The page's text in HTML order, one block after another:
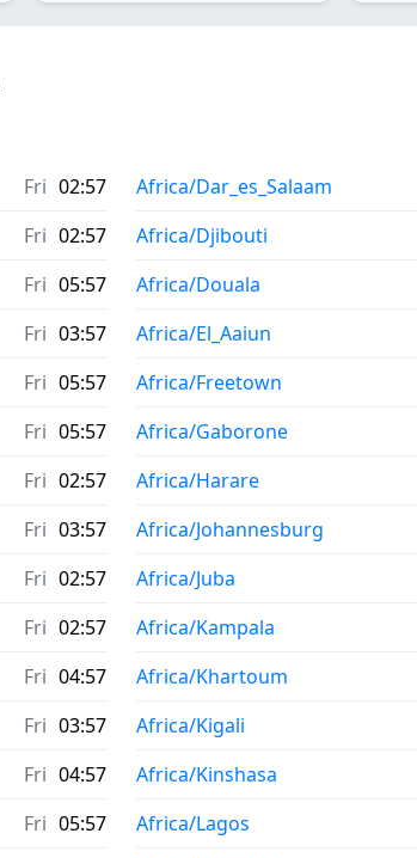
Fri 02:57
Fri 02:57
Fri 05:57
Fri 03:57
Fri 05:57
Fri 05:57
Fri 02:57
Fri 03:57
Fri 02:57
Fri 02:57
Fri 04:57
Fri 03:57
Fri 04:57
Fri 05:57
Africa/Dar_es_Salaam
Africa/Djibouti
Africa/Douala
Africa/El_Aaiun
Africa/Freetown
Africa/Gaborone
Africa/Harare
Africa/Johannesburg
Africa/Juba
Africa/Kampala
Africa/Khartoum
Africa/Kigali
Africa/Kinshasa
Africa/Lagos